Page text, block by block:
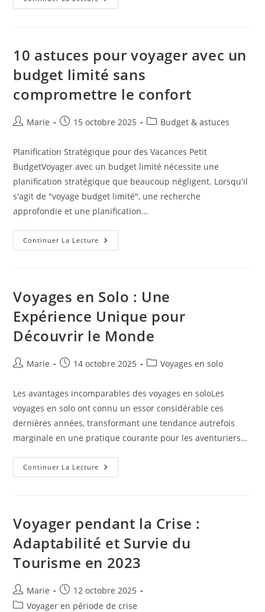
Trésors
L’UNESCO
Au-
Delà
Des
Sites
10 astuces pour voyager avec un
budget limité sans
compromettre le confort
Auteur/autrice
la
publication :
Marie
Publication
15 octobre 2025
PostBudget & astuces
Planification Stratégique pour des Vacances Petit
BudgetVoyager avec un budget limité nécessite une
planification stratégique que beaucoup négligent. Lorsqu'il
s'agit de "voyage budget limité", une recherche
approfondie et une planification…
Continuer La Lecture 10
Astuces
Budget
Limité
Compromettre
Le
Confort
Voyages en Solo : Une
Expérience Unique pour
Découvrir le Monde
Auteur/autrice
la
publication :
Marie
Publication
14 octobre 2025
PostVoyages en solo
Les avantages incomparables des voyages en soloLes
voyages en solo ont connu un essor considérable ces
dernières années, transformant une tendance autrefois
marginale en une pratique courante pour les aventuriers…
Continuer La Lecture Voyages
En
Unique
Pour
Le
Monde
Voyager pendant la Crise :
Adaptabilité et Survie du
Tourisme en 2023
Auteur/autrice
de
Marie
Publication
publiée :
12 octobre 2025
PostVoyager en période de crise